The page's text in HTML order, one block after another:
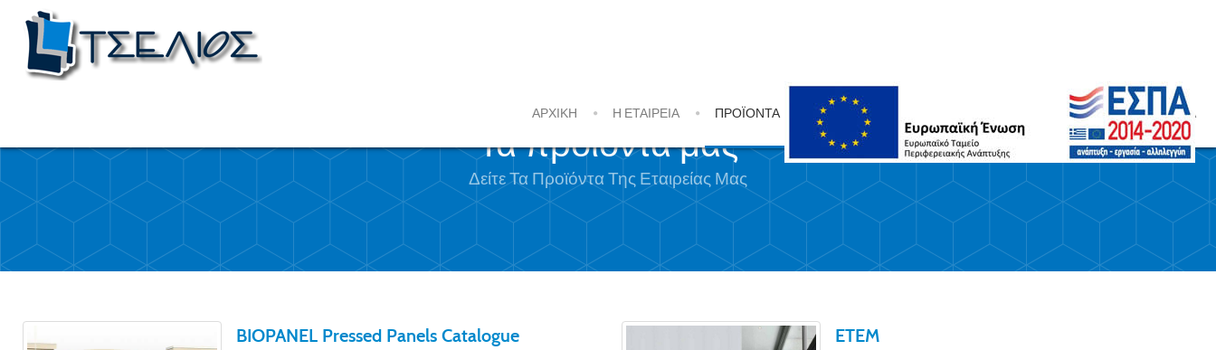
ΑΡΧΙΚΗ Η ΕΤΑΙΡΕΙΑ ΠΡΟΪΌΝΤΑ ΑΡΘΡΑ ΣΥΧΝΈΣ ΕΡΩΤΉΣΕΙΣ ΈΡΓΑ
Τα προϊόντα μας
Δείτε Τα Προϊόντα Της Εταιρείας Μας
BIOPANEL Pressed Panels Catalogue ETEM